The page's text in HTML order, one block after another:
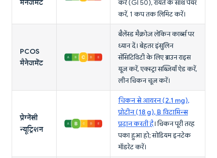
मैनेजमेंट
करें (GI 50), रायते के साथ पेयर
करें, 1 कप तक लिमिट करें।
PCOS
मैनेजमेंट
बैलेंस्ड मैक्रोज़ लेकिन कार्ब्स पर
ध्यान दें। बेहतर इंसुलिन
सेंसिटिविटी के लिए ब्राउन राइस
यूज़ करें, एक्स्ट्रा सब्ज़ियाँ ऐड करें,
लीन चिकन चूज़ करें।
प्रेग्नेंसी
न्यूट्रिशन
चिकन से आयरन (2.1 mg),
प्रोटीन (18 g), B विटामिन्स
प्रदान करती है। चिकन पूरी तरह
पका हुआ हो; सोडियम इनटेक
मॉडरेट करें।